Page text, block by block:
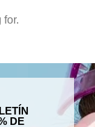
for.
DE